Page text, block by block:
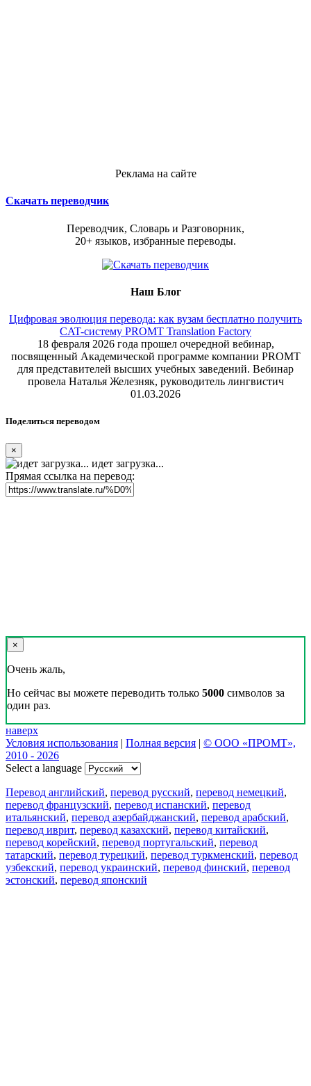
Реклама на сайте
Скачать переводчик
Переводчик, Словарь и Разговорник,
20+ языков, избранные переводы.
Наш Блог
Цифровая эволюция перевода: как вузам бесплатно получить
CAT-систему PROMT Translation Factory
18 февраля 2026 года прошел очередной вебинар,
посвященный Академической программе компании PROMT
для представителей высших учебных заведений. Вебинар
провела Наталья Железняк, руководитель лингвистич
01.03.2026
Поделиться переводом
×
идет загрузка...
Прямая ссылка на перевод:
×
Очень жаль,
Но сейчас вы можете переводить только 5000 символов за
один раз.
наверх
Условия использования | Полная версия | © ООО «ПРОМТ»,
2010 - 2026
Select a language
Перевод английский, перевод русский, перевод немецкий,
перевод французский, перевод испанский, перевод
итальянский, перевод азербайджанский, перевод арабский,
перевод иврит, перевод казахский, перевод китайский,
перевод корейский, перевод португальский, перевод
татарский, перевод турецкий, перевод туркменский, перевод
узбекский, перевод украинский, перевод финский, перевод
эстонский, перевод японский